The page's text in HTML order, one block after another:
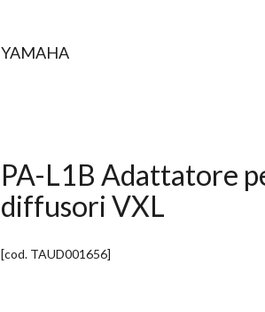
YAMAHA
PA-L1B Adattatore
diffusori VXL
[cod. TAUD001656]